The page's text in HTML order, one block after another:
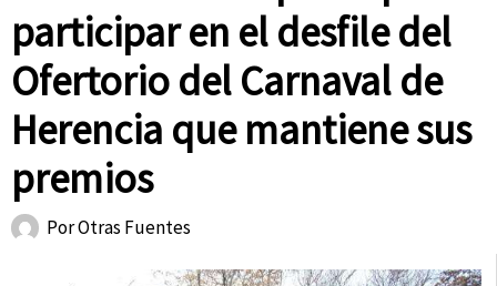
participar en el desfile del
Ofertorio del Carnaval de
Herencia que mantiene sus
premios
PorOtras Fuentes